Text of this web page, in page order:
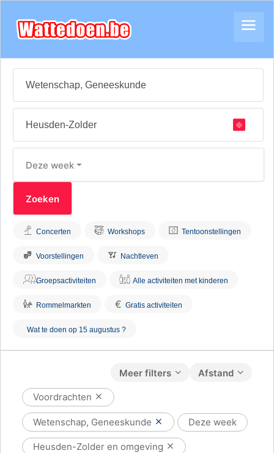
Deze week
Concerten Workshops Tentoonstellingen
Voorstellingen Nachtleven
Groepsactiviteiten Alle activiteiten met kinderen
Rommelmarkten € Gratis activiteiten
Wat te doen op 15 augustus ?
Afstand
Meer filters
Voordrachten
Wetenschap, Geneeskunde Deze week
Heusden-Zolder en omgeving